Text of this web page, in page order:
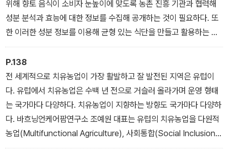
위해 향토 음식이 소비자 눈높이에 맞도록 농촌 진흥 기관과 협력해
성분 분석과 효능에 대한 정보를 수집해 공개하는 것이 필요하다. 또
한 이러한 성분 정보를 이용해 균형 있는 식단을 만들고 활용하는 것
이 필요하다. 현재 국립농업과학원에서는 건강 식단 작성 프로그램인
‘메뉴젠’을 누리집 ‘농식품올바로(koreanfood.rda.go.kr)’를 통해
서비스하고 있다. 메뉴젠은 농촌진흥청이 공개하고 있는 국가표준성
분식품 DB의 식품별 영양 성분 함량 정보를 바탕으로 균형 식단을
작성하게 도와주는 프로그램이다.
P.138
전 세계적으로 치유농업이 가장 활발하고 잘 발전된 지역은 유럽이
다. 유럽에서 치유농업은 수백 년 전으로 거슬러 올라가며 운영 형태
는 국가마다 다양하다. 치유농업이 지향하는 방향도 국가마다 다양하
다. 바흐닝언케어팜연구소 조예원 대표는 유럽의 치유농업을 다원적
농업(Multifunctional Agriculture), 사회통합(Social Inclusion),
공공보건(Public Health) 추구라는 3가지 유형으로 구분한다. 지향